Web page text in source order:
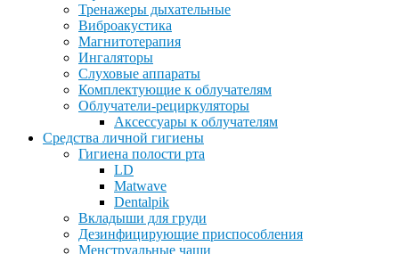
Тренажеры дыхательные
Виброакустика
Магнитотерапия
Ингаляторы
Слуховые аппараты
Комплектующие к облучателям
Облучатели-рециркуляторы
Аксессуары к облучателям
Средства личной гигиены
Гигиена полости рта
LD
Matwave
Dentalpik
Вкладыши для груди
Дезинфицирующие приспособления
Менструальные чаши